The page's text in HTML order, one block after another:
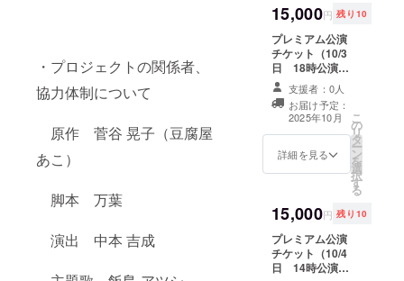
・プロジェクトの関係者、
協力体制について
原作 菅谷 晃子（豆腐屋
あこ）
脚本 万葉
演出 中本 吉成
※支援者様の交通
費や滞在費は各
自でご負担くだ
さい。 ・支援者
様との連絡方
法：詳細はメー
ルで連絡しま
す。
15,000円 残り10
プレミアム公演
チケット（10/3
日 18時公演）
※最前列でのご鑑
賞になります。
パンフレット＋
お礼状セット付
き ・日時：2025
年10月3日（木
の交通費や滞在
費は各自でご負
担ください。 ・
支援者様との連
絡方法：詳細は
支援者：0人
お届け予定：
2025年10月
詳細を見る
こ
の
リ
タ
ー
ン
を
選
択
す
る
15,000円 残り10
プレミアム公演
チケット（10/4
日 14時公演）